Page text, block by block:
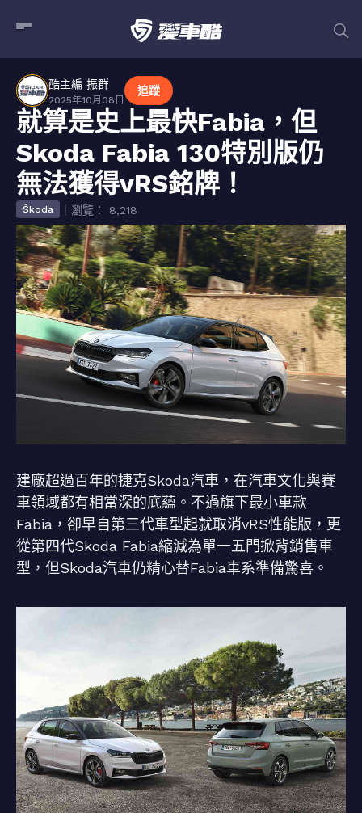
酷主編 振群
2025年10月08日
追蹤
就算是史上最快Fabia，但
Skoda Fabia 130特別版仍
無法獲得vRS銘牌！
Škoda ｜瀏覽： 8,218
建廠超過百年的捷克Skoda汽車，在汽車文化與賽
車領域都有相當深的底蘊。不過旗下最小車款
Fabia，卻早自第三代車型起就取消vRS性能版，更
從第四代Skoda Fabia縮減為單一五門掀背銷售車
型，但Skoda汽車仍精心替Fabia車系準備驚喜。